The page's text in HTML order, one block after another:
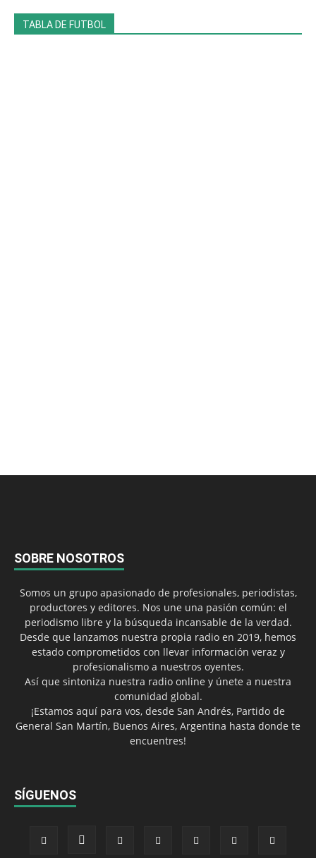
TABLA DE FUTBOL
SOBRE NOSOTROS
Somos un grupo apasionado de profesionales, periodistas,
productores y editores. Nos une una pasión común: el
periodismo libre y la búsqueda incansable de la verdad.
Desde que lanzamos nuestra propia radio en 2019, hemos
estado comprometidos con llevar información veraz y
profesionalismo a nuestros oyentes.
Así que sintoniza nuestra radio online y únete a nuestra
comunidad global.
¡Estamos aquí para vos, desde San Andrés, Partido de
General San Martín, Buenos Aires, Argentina hasta donde te
encuentres!
SÍGUENOS